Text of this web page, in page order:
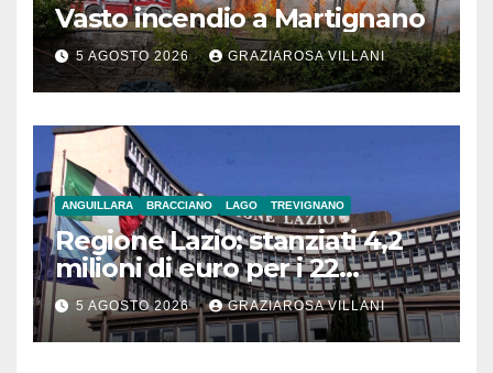
Vasto incendio a Martignano
5 AGOSTO 2026 GRAZIAROSA VILLANI
ANGUILLARA BRACCIANO LAGO TREVIGNANO
Regione Lazio: stanziati 4,2
milioni di euro per i 22
Comuni dell’Etruria
Meridionale
5 AGOSTO 2026 GRAZIAROSA VILLANI